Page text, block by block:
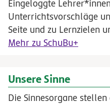
Eingeloggte
Unterrichtsvorschläge
Seite und zu Lernzielen
Mehr zu SchuBu+
Unsere Sinne
Die Sinnesorgane